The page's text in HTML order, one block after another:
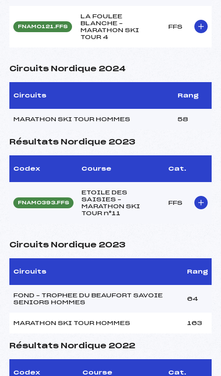
FNAM0121.FFS
LA FOULEE
BLANCHE –
MARATHON SKI
TOUR 4
FFS
Circuits Nordique 2024
Circuits Rang
MARATHON SKI TOUR HOMMES 58
Résultats Nordique 2023
Codex Course Cat.
FNAM0393.FFS
ETOILE DES
SAISIES –
MARATHON SKI
TOUR n°11
FFS
Circuits Nordique 2023
Circuits Rang
FOND – TROPHEE DU BEAUFORT SAVOIE
SENIORS HOMMES
64
MARATHON SKI TOUR HOMMES 163
Résultats Nordique 2022
Codex Course Cat.